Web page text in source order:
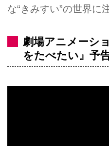
な“きみすい”の世界に
劇場アニメーシ
をたべたい』予